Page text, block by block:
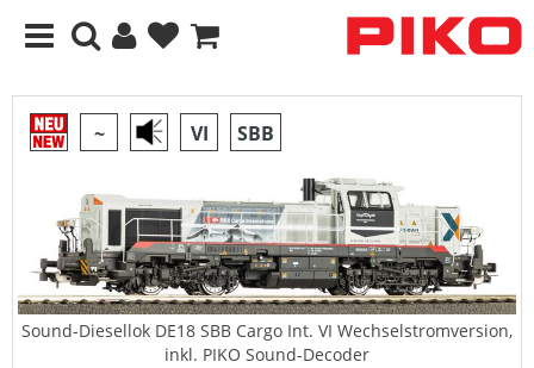
~ VI SBB
Sound-Diesellok DE18 SBB Cargo Int. VI Wechselstromversion,
inkl. PIKO Sound-Decoder